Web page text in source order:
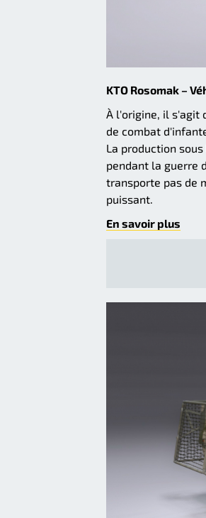
KTO Rosomak –
À l'origine, il s'agit
de combat
La production
pendant la guerre
transporte pas de
puissant.
En savoir plus